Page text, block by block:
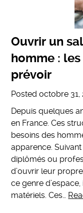
Ouvrir un
homme :
prévoir
Postedoctobre 31,
Depuis quelques
en France. Ces
besoins des
apparence.
diplômés ou
d’ouvrir leur
ce genre
matériels. Ces…